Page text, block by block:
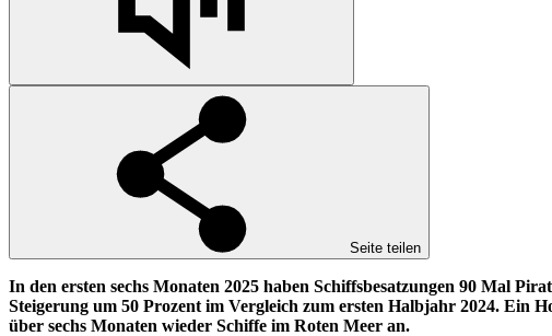
Seite teilen
In den ersten sechs Monaten 2025 haben Schiffsbesatzungen 90 Mal
Steigerung um 50 Prozent im Vergleich zum ersten Halbjahr 2024. Ein
über sechs Monaten wieder Schiffe im Roten Meer an.